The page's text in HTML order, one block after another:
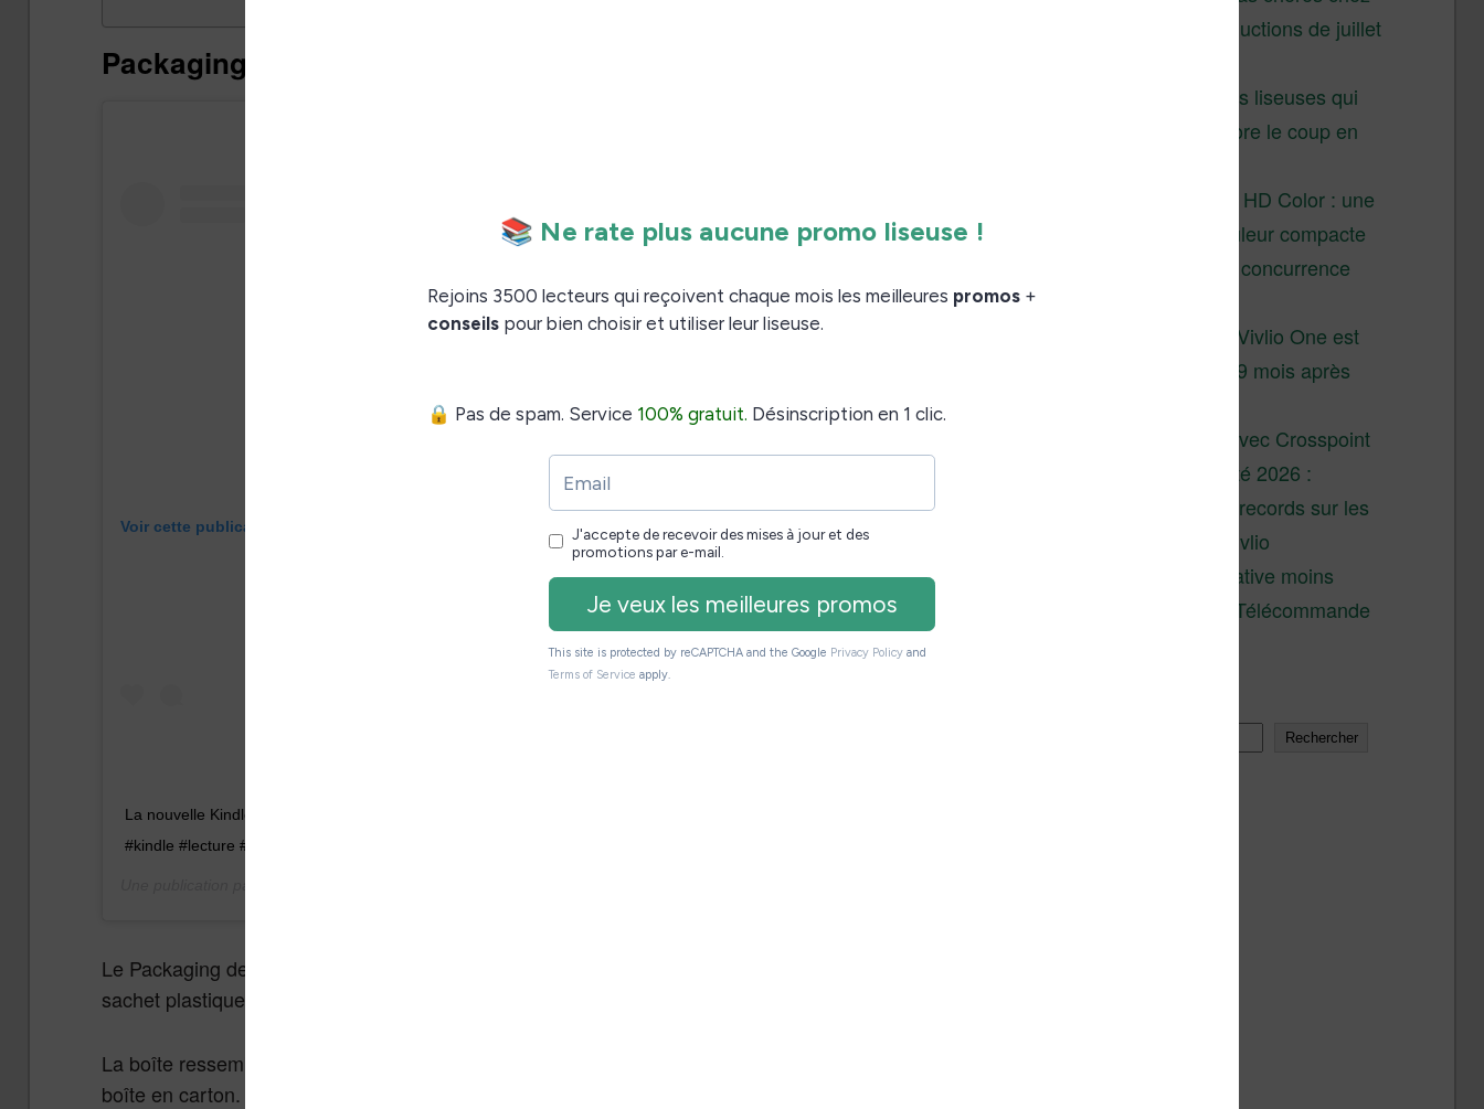
Packaging et présentation de la liseuse
Voir cette publication sur Instagram
La nouvelle Kindle est arrivée. Bientôt le test sur le site et la chaîne YouTube.
#kindle #lecture #bookstagram #liseuse #ereader
Le Packaging de la liseuse est assez dépouillé. On a seulement la liseuse emballée dans un
sachet plastique, le tout inséré dans un fourreau léger en carton pour toute protection.
La boîte ressemble d’ailleurs plus à une enveloppe un peu épaisse et améliorée qu’à une véritable
boîte en carton.
Vivlio – réductions de juillet
3 anciennes liseuses qui
valent encore le coup en
Vivlio Light HD Color : une
liseuse couleur compacte
à prix défiant toute concurrence
La liseuse Vivlio One est
un succès 9 mois après
XTEINK X4 : test avec Crosspoint
Soldes d’été 2026 :
réductions records sur les
liseuses Kobo et Vivlio
Une alternative moins
chère à la Télécommande
Rechercher